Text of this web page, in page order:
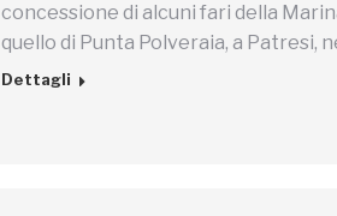
concessione di alcuni fari della
quello di Punta Polveraia, a Patresi,
Dettagli